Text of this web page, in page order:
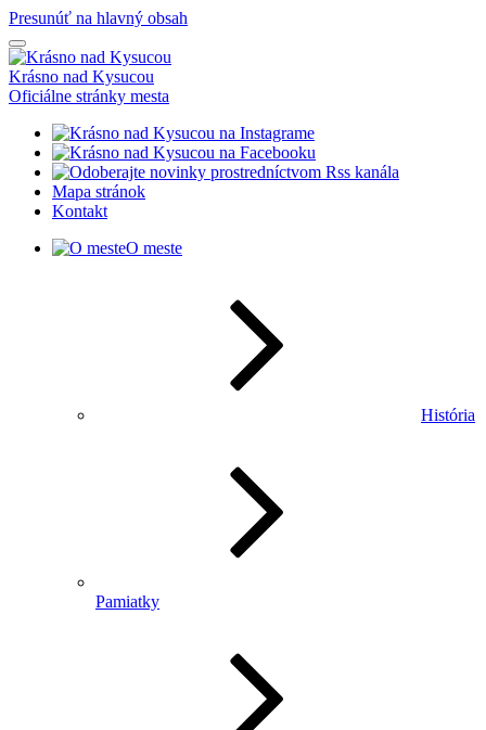
Presunúť na hlavný obsah
Krásno nad Kysucou
Oficiálne stránky mesta
Mapa stránok
Kontakt
O meste
História
Pamiatky